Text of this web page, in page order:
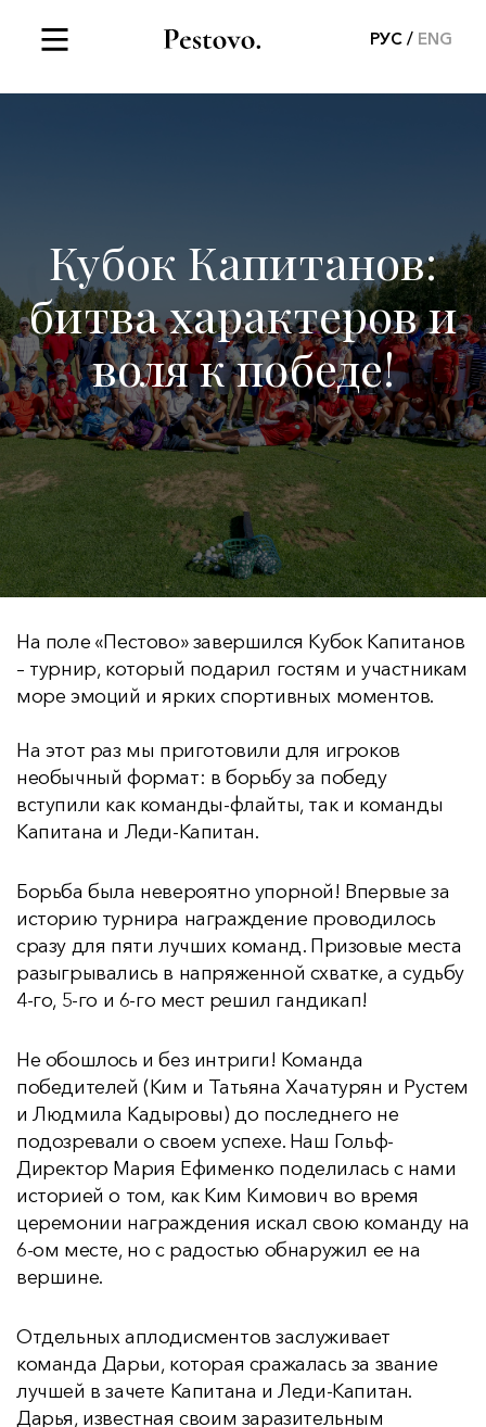
РУС ENG
Кубок Капитанов:
битва характеров и
воля к победе!
На поле «Пестово» завершился Кубок Капитанов
– турнир, который подарил гостям и участникам
море эмоций и ярких спортивных моментов.
На этот раз мы приготовили для игроков
необычный формат: в борьбу за победу
вступили как команды-флайты, так и команды
Капитана и Леди-Капитан.
Борьба была невероятно упорной! Впервые за
историю турнира награждение проводилось
сразу для пяти лучших команд. Призовые места
разыгрывались в напряженной схватке, а судьбу
4-го, 5-го и 6-го мест решил гандикап!
Не обошлось и без интриги! Команда
победителей (Ким и Татьяна Хачатурян и Рустем
и Людмила Кадыровы) до последнего не
подозревали о своем успехе. Наш Гольф-
Директор Мария Ефименко поделилась с нами
историей о том, как Ким Кимович во время
церемонии награждения искал свою команду на
6-ом месте, но с радостью обнаружил ее на
вершине.
Отдельных аплодисментов заслуживает
команда Дарьи, которая сражалась за звание
лучшей в зачете Капитана и Леди-Капитан.
Дарья, известная своим заразительным